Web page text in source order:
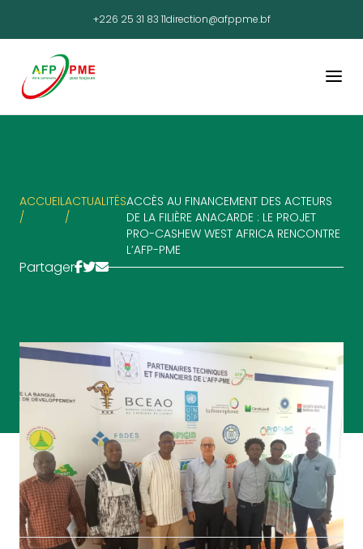
+226 25 31 83 11direction@afppme.bf
ACCUEIL
/
ACTUALITÉS
/
ACCÈS AU FINANCEMENT DES ACTEURS
DE LA FILIÈRE ANACARDE : LE PROJET
PRO-CASHEW WEST AFRICA RENCONTRE
L’AFP-PME
Partager